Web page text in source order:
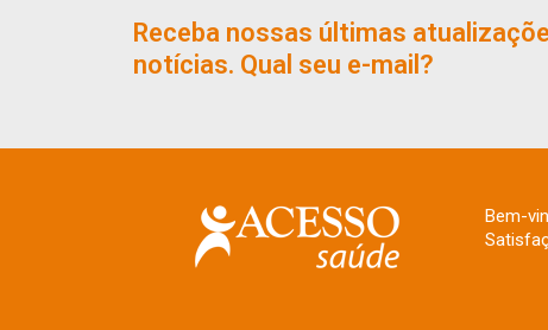
Receba nossas últimas
notícias. Qual seu e-mail?
Bem-